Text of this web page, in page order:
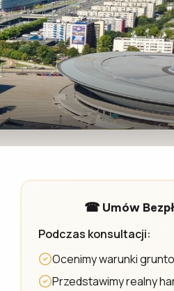
☎ Umów
Podczas konsultacji:
Ocenimy warunki
Przedstawimy realny